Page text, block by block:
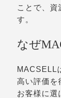
ことで、資
す。
なぜ
MACSELL
高い評価を
お客様に選